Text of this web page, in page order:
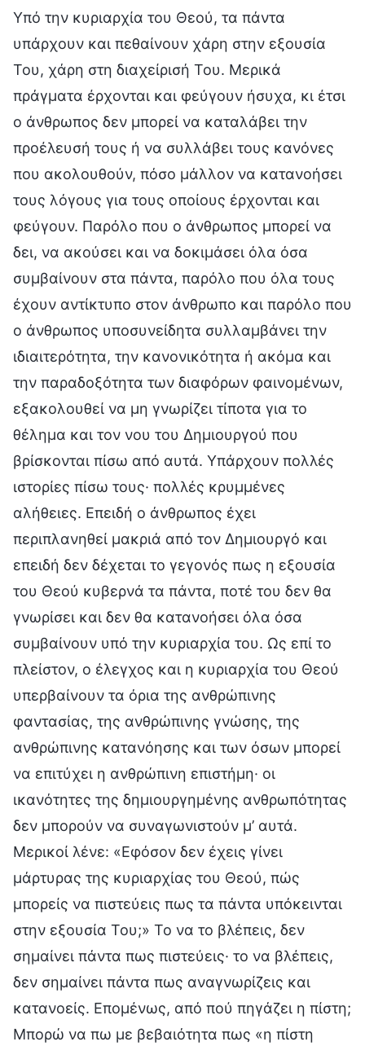
Υπό την κυριαρχία του Θεού, τα πάντα
υπάρχουν και πεθαίνουν χάρη στην εξουσία
Του, χάρη στη διαχείρισή Του. Μερικά
πράγματα έρχονται και φεύγουν ήσυχα, κι έτσι
ο άνθρωπος δεν μπορεί να καταλάβει την
προέλευσή τους ή να συλλάβει τους κανόνες
που ακολουθούν, πόσο μάλλον να κατανοήσει
τους λόγους για τους οποίους έρχονται και
φεύγουν. Παρόλο που ο άνθρωπος μπορεί να
δει, να ακούσει και να δοκιμάσει όλα όσα
συμβαίνουν στα πάντα, παρόλο που όλα τους
έχουν αντίκτυπο στον άνθρωπο και παρόλο που
ο άνθρωπος υποσυνείδητα συλλαμβάνει την
ιδιαιτερότητα, την κανονικότητα ή ακόμα και
την παραδοξότητα των διαφόρων φαινομένων,
εξακολουθεί να μη γνωρίζει τίποτα για το
θέλημα και τον νου του Δημιουργού που
βρίσκονται πίσω από αυτά. Υπάρχουν πολλές
ιστορίες πίσω τους· πολλές κρυμμένες
αλήθειες. Επειδή ο άνθρωπος έχει
περιπλανηθεί μακριά από τον Δημιουργό και
επειδή δεν δέχεται το γεγονός πως η εξουσία
του Θεού κυβερνά τα πάντα, ποτέ του δεν θα
γνωρίσει και δεν θα κατανοήσει όλα όσα
συμβαίνουν υπό την κυριαρχία του. Ως επί το
πλείστον, ο έλεγχος και η κυριαρχία του Θεού
υπερβαίνουν τα όρια της ανθρώπινης
φαντασίας, της ανθρώπινης γνώσης, της
ανθρώπινης κατανόησης και των όσων μπορεί
να επιτύχει η ανθρώπινη επιστήμη· οι
ικανότητες της δημιουργημένης ανθρωπότητας
δεν μπορούν να συναγωνιστούν μ’ αυτά.
Μερικοί λένε: «Εφόσον δεν έχεις γίνει
μάρτυρας της κυριαρχίας του Θεού, πώς
μπορείς να πιστεύεις πως τα πάντα υπόκεινται
στην εξουσία Του;» Το να το βλέπεις, δεν
σημαίνει πάντα πως πιστεύεις· το να βλέπεις,
δεν σημαίνει πάντα πως αναγνωρίζεις και
κατανοείς. Επομένως, από πού πηγάζει η πίστη;
Μπορώ να πω με βεβαιότητα πως «η πίστη